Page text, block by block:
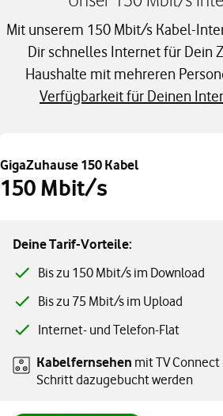
Mit unserem 150 Mbit/s Kabel-
Dir schnelles Internet für Dein
Haushalte mit mehreren
Verfügbarkeit für Deinen
GigaZuhause 150 Kabel
150 Mbit/s
Deine Tarif-Vorteile:
Bis zu 150 Mbit/s im Download
Bis zu 75 Mbit/s im Upload
Internet- und Telefon-Flat
Kabelfernsehen mit TV
Schritt dazugebucht werden